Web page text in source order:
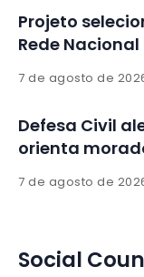
Projeto
Rede
7 de agosto de
Defesa Civil
orienta
7 de agosto de
Social